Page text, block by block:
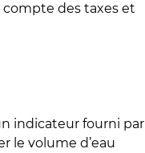
des taxes et
indicateur fourni par
le volume d’eau